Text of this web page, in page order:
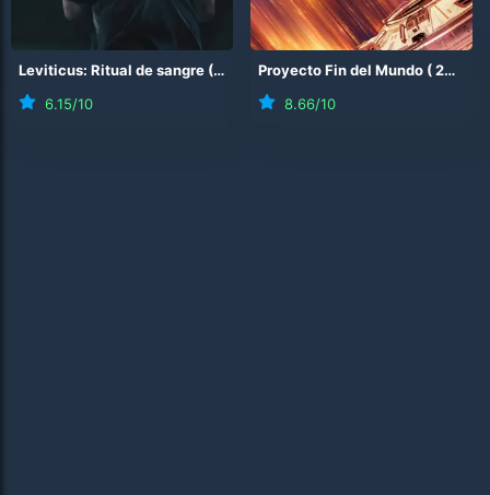
Leviticus: Ritual de sangre ( 2026
)
6.15/10
Proyecto Fin del Mundo (2026
8.66/10